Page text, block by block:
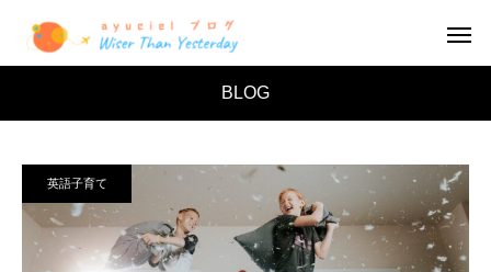
BLOG
英語子育て